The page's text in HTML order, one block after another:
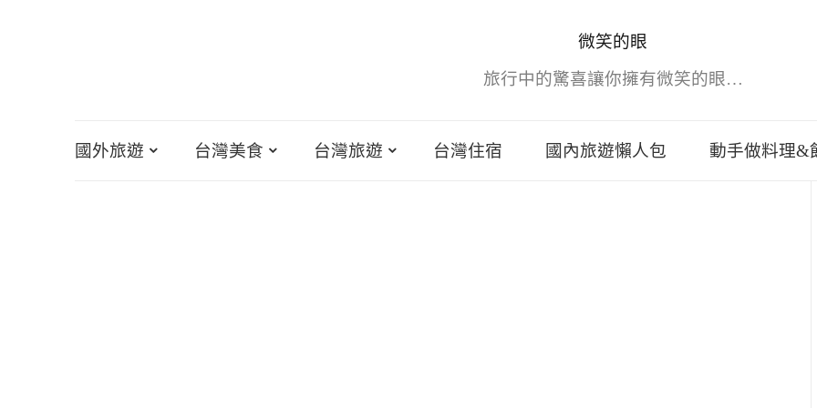
微笑的眼
旅行中的驚喜讓你擁有微笑的眼…
國外旅遊 台灣美食 台灣旅遊 台灣住宿 國內旅遊懶人包 動手做料理&